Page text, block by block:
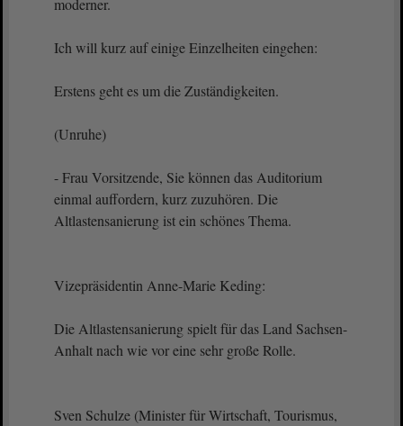
moderner.
Ich will kurz auf einige Einzelheiten eingehen:
Erstens geht es um die Zuständigkeiten.
(Unruhe)
- Frau Vorsitzende, Sie können das Auditorium
einmal auffordern, kurz zuzuhören. Die
Altlastensanierung ist ein schönes Thema.
Vizepräsidentin Anne-Marie Keding:
Die Altlastensanierung spielt für das Land Sachsen-
Anhalt nach wie vor eine sehr große Rolle.
Sven Schulze (Minister für Wirtschaft, Tourismus,